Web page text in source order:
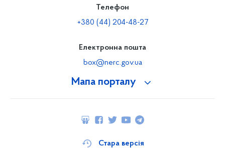
Мапа порталу
Телефон
+380 (44) 204-48-27
Електронна пошта
box@nerc.gov.ua
Стара версія